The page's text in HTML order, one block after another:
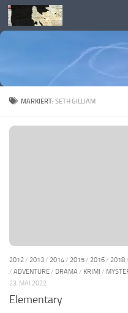
Skip to content
MARKIERT:SETH GILLIAM
2012/ 2013/ 2014/ 2015/ 2016/ 2018/
/ ADVENTURE/ DRAMA / KRIMI /
23. MAI 2022
Elementary